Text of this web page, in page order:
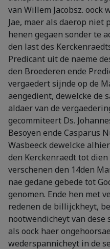
van Willem Jacobsz. oock
Jae, maer als daerop niet
henen gegaen sonder te
den last des
Predicant uit de naeme
den Broederen ende
vergaedert sijnde op de
aengedient, dewelcke de
aldaer van de
gecommiteert Ds.
Besoyen ende Casparus
Wasbeeck dewelcke
den Kerckenraedt tot
verschenen den 14den
nae gedane gebede tot
genomen. Ende hen met
redenen de billijckheyt,
nootwendicheyt van dese
als oock haer
wederspannicheyt in de